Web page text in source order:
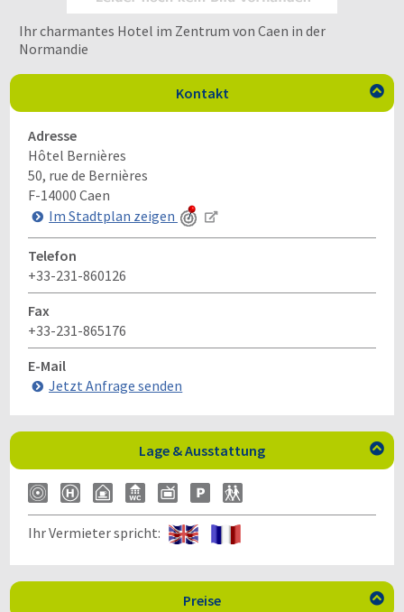
Ihr charmantes Hotel im Zentrum von Caen in der
Normandie
Kontakt 
Adresse
Hôtel Bernières
50, rue de Bernières
F-14000 Caen
Im Stadtplan zeigen
Telefon
+33-231-860126
Fax
+33-231-865176
E-Mail
Jetzt Anfrage senden
Lage & Ausstattung 
Ihr Vermieter spricht:
Preise 